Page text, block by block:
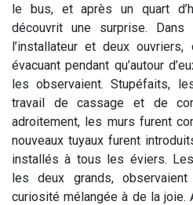
le bus, et après un quart
découvrit une surprise.
l’installateur et deux
évacuant pendant qu’autour
les observaient. Stupéfaits,
travail de cassage et de
adroitement, les murs furent
nouveaux tuyaux furent
installés à tous les éviers.
les deux grands,
curiosité mélangée à de la joie.